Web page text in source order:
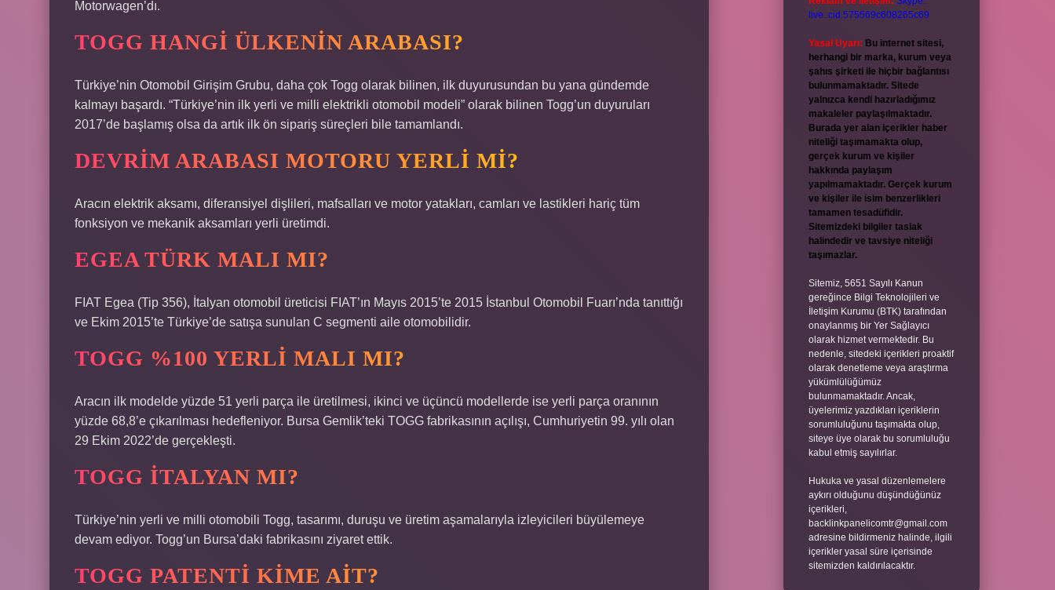
Motorwagen’dı.
TOGG HANGI ÜLKENIN ARABASI?
Türkiye’nin Otomobil Girişim Grubu, daha çok Togg olarak bilinen, ilk duyurusundan bu yana gündemde
kalmayı başardı. “Türkiye’nin ilk yerli ve milli elektrikli otomobil modeli” olarak bilinen Togg’un duyuruları
2017’de başlamış olsa da artık ilk ön sipariş süreçleri bile tamamlandı.
DEVRIM ARABASI MOTORU YERLI MI?
Aracın elektrik aksamı, diferansiyel dişlileri, mafsalları ve motor yatakları, camları ve lastikleri hariç tüm
fonksiyon ve mekanik aksamları yerli üretimdi.
EGEA TÜRK MALI MI?
FIAT Egea (Tip 356), İtalyan otomobil üreticisi FIAT’ın Mayıs 2015’te 2015 İstanbul Otomobil Fuarı’nda tanıttığı
ve Ekim 2015’te Türkiye’de satışa sunulan C segmenti aile otomobilidir.
TOGG %100 YERLI MALI MI?
Aracın ilk modelde yüzde 51 yerli parça ile üretilmesi, ikinci ve üçüncü modellerde ise yerli parça oranının
yüzde 68,8’e çıkarılması hedefleniyor. Bursa Gemlik’teki TOGG fabrikasının açılışı, Cumhuriyetin 99. yılı olan
29 Ekim 2022’de gerçekleşti.
TOGG İTALYAN MI?
Türkiye’nin yerli ve milli otomobili Togg, tasarımı, duruşu ve üretim aşamalarıyla izleyicileri büyülemeye
devam ediyor. Togg’un Bursa’daki fabrikasını ziyaret ettik.
TOGG PATENTI KIME AIT?
live:.cid.575569c608265c69
Yasal Uyarı: Bu internet sitesi,
herhangi bir marka, kurum veya
şahıs şirketi ile hiçbir bağlantısı
bulunmamaktadır. Sitede
yalnızca kendi hazırladığımız
makaleler paylaşılmaktadır.
Burada yer alan içerikler haber
niteliği taşımamakta olup,
gerçek kurum ve kişiler
hakkında paylaşım
yapılmamaktadır. Gerçek kurum
ve kişiler ile isim benzerlikleri
tamamen tesadüfidir.
Sitemizdeki bilgiler taslak
halindedir ve tavsiye niteliği
taşımazlar.
Sitemiz, 5651 Sayılı Kanun
gereğince Bilgi Teknolojileri ve
İletişim Kurumu (BTK) tarafından
onaylanmış bir Yer Sağlayıcı
olarak hizmet vermektedir. Bu
nedenle, sitedeki içerikleri proaktif
olarak denetleme veya araştırma
yükümlülüğümüz
bulunmamaktadır. Ancak,
üyelerimiz yazdıkları içeriklerin
sorumluluğunu taşımakta olup,
siteye üye olarak bu sorumluluğu
kabul etmiş sayılırlar.
Hukuka ve yasal düzenlemelere
aykırı olduğunu düşündüğünüz
içerikleri,
backlinkpanelicomtr@gmail.com
adresine bildirmeniz halinde, ilgili
içerikler yasal süre içerisinde
sitemizden kaldırılacaktır.